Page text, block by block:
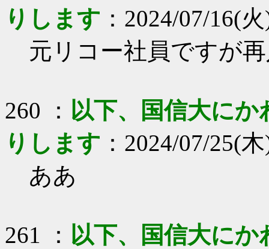
りします ：2024/07/16(
元リコー社員ですが
260 ： 以下、国信大に
りします ：2024/07/25(
ああ
261 ： 以下、国信大に